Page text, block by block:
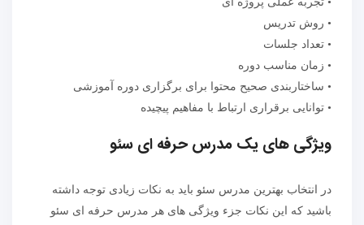
• روش تدریس
• تعداد جلسات
• زمان مناسب دوره
• ساختاربندی صحیح محتوا برای برگزاری دوره آموزشی
• توانایی برقراری ارتباط با مفاهیم پیچیده
ویژگی های یک مدرس حرفه ای سئو
در انتخاب بهترین مدرس سئو باید به نکات زیادی توجه داشته
باشید که این نکات جزء ویژگی های هر مدرس حرفه ای سئو